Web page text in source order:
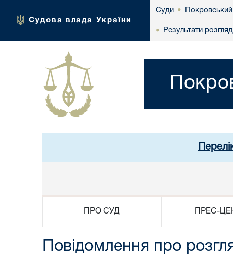
Судова влада України
Суди •
• Результати
ПРО СУД ПРЕС-
Повідомлення про